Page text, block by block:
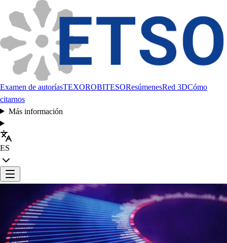
Examen de autoríasTEXOROBITESOResúmenesRed 3DCómo
citarnos
Más información
ES